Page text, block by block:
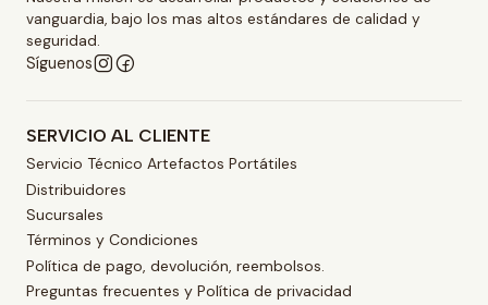
vanguardia, bajo los mas altos estándares de calidad y
seguridad.
Síguenos
SERVICIO AL CLIENTE
Servicio Técnico Artefactos Portátiles
Distribuidores
Sucursales
Términos y Condiciones
Política de pago, devolución, reembolsos.
Preguntas frecuentes y Política de privacidad